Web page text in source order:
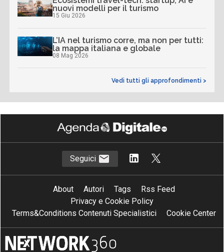
nuovi modelli per il turismo
15 Giu 2026
L’IA nel turismo corre, ma non per tutti:
la mappa italiana e globale
08 Mag 2026
Vedi tutti gli approfondimenti >
Seguici
About Autori Tags
Rss Feed
Privacy e Cookie Policy
Terms&Conditions Contenuti Specialistici
Cookie Center